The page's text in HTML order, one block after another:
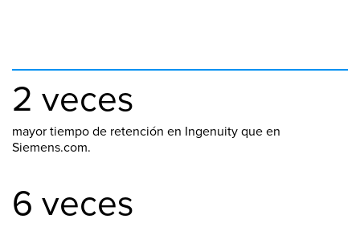
2 veces
mayor tiempo de retención en Ingenuity que en
Siemens.com.
6 veces